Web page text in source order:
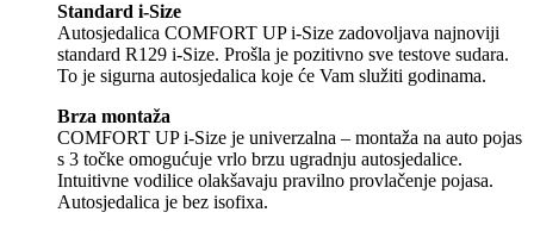
Standard i-Size
Autosjedalica COMFORT UP i-Size zadovoljava najnoviji
standard R129 i-Size. Prošla je pozitivno sve testove sudara.
To je sigurna autosjedalica koje će Vam služiti godinama.
Brza montaža
COMFORT UP i-Size je univerzalna – montaža na auto pojas
s 3 točke omogućuje vrlo brzu ugradnju autosjedalice.
Intuitivne vodilice olakšavaju pravilno provlačenje pojasa.
Autosjedalica je bez isofixa.